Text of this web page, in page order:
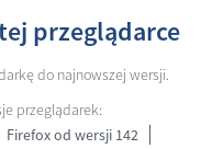
przeglądarce
do najnowszej wersji.
przeglądarek:
Firefox od wersji 142